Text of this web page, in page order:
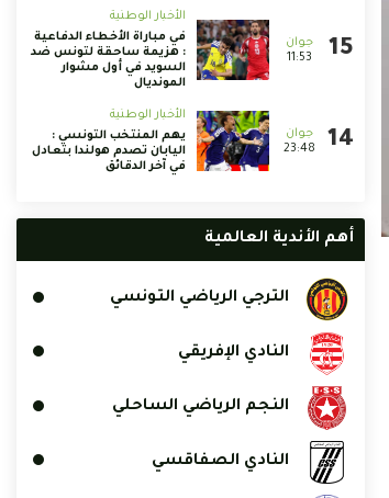
11:53
الأخبار الوطنية
في مباراة الأخطاء الدفاعية
: هزيمة ساحقة لتونس ضد
السويد في أول مشوار
المونديال
23:48
الأخبار الوطنية
يهم المنتخب التونسي :
اليابان تصدم هولندا بتعادل
في آخر الدقائق
أهم الأندية العالمية
الترجي الرياضي التونسي
النادي الإفريقي
النجم الرياضي الساحلي
النادي الصفاقسي